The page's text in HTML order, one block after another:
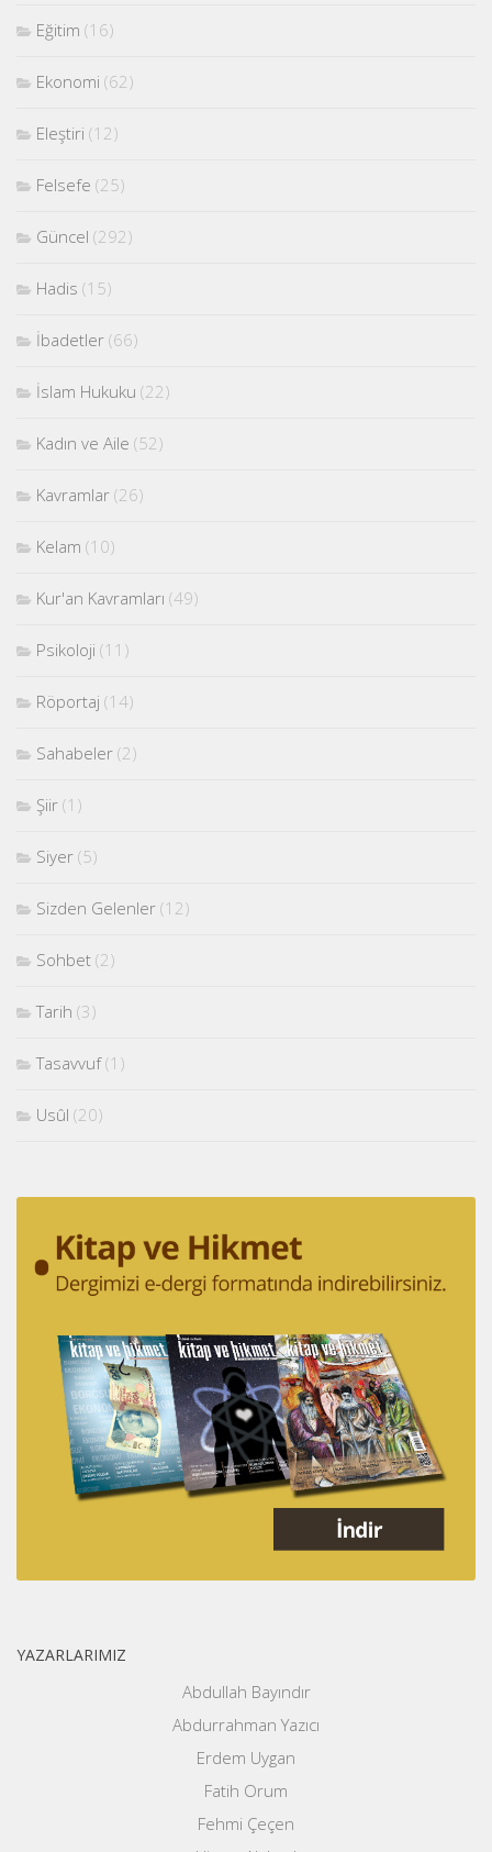
Eğitim (16)
Ekonomi (62)
Eleştiri (12)
Felsefe (25)
Güncel (292)
Hadis (15)
İbadetler (66)
İslam Hukuku (22)
Kadın ve Aile (52)
Kavramlar (26)
Kelam (10)
Kur'an Kavramları (49)
Psikoloji (11)
Röportaj (14)
Sahabeler (2)
Şiir (1)
Siyer (5)
Sizden Gelenler (12)
Sohbet (2)
Tarih (3)
Tasavvuf(1)
Usûl (20)
YAZARLARIMIZ
Abdullah Bayındır
Abdurrahman Yazıcı
Erdem Uygan
Fatih Orum
Fehmi Çeçen